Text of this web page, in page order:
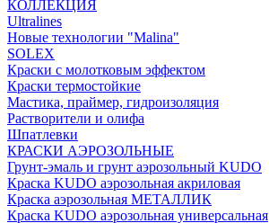
КОЛЛЕКЦИЯ
Ultralines
Новые технологии "Malina"
SOLEX
Краски с молотковым эффектом
Краски термостойкие
Мастика, праймер, гидроизоляция
Растворители и олифа
Шпатлевки
КРАСКИ АЭРОЗОЛЬНЫЕ
Грунт-эмаль и грунт аэрозольный KUDO
Краска KUDO аэрозольная акриловая
Краска аэрозольная МЕТАЛЛИК
Краска KUDO аэрозольная универсальная